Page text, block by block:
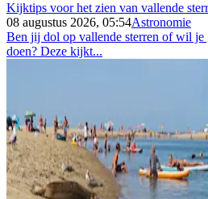
Kijktips voor het zien van vallende
08 augustus 2026, 05:54Astronomie
Ben jij dol op vallende sterren of wil je
doen? Deze kijkt...